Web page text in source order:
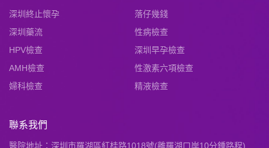
深圳終止懷孕
落仔幾錢
深圳藥流
性病檢查
HPV檢查
深圳早孕檢查
AMH檢查
性激素六項檢查
婦科檢查
精液檢查
聯系我們
醫院地址：深圳市羅湖區紅桂路1018號(離羅湖口岸10分鍾路程)